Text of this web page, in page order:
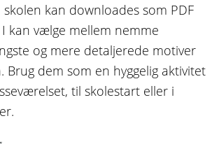
kan downloades som PDF
kan vælge mellem nemme
og mere detaljerede motiver
dem som en hyggelig aktivitet
til skolestart eller i